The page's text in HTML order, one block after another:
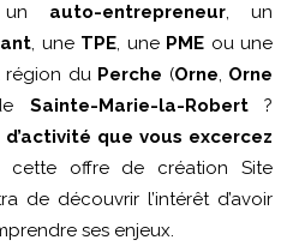
auto-entrepreneur, un
, une TPE, une PME ou une
région du Perche (Orne, Orne
Sainte-Marie-la-Robert?
que vous excercez
cette offre de création Site
de découvrir l’intérêt d’avoir
ses enjeux.